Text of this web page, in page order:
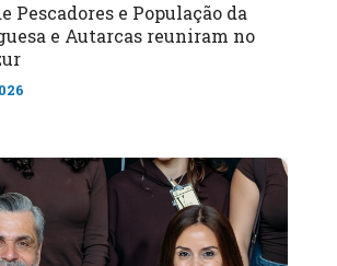
Pescadores e População da
e Autarcas reuniram no